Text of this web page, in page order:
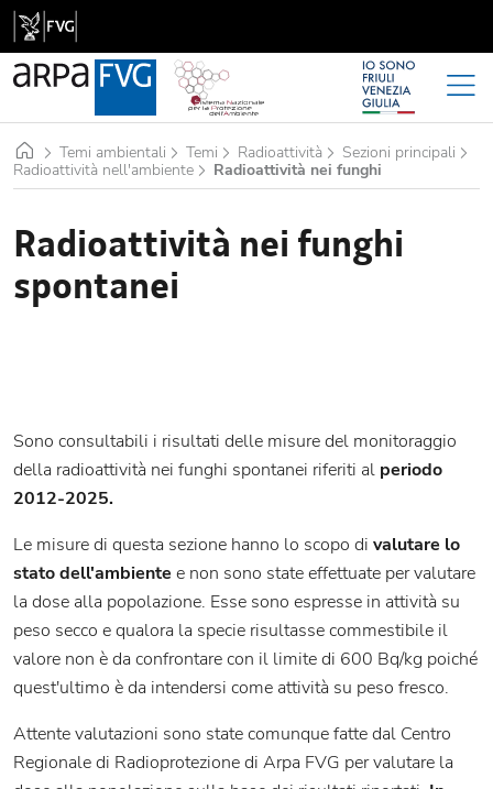
HomeTemi ambientali Temi Radioattività
Sezioni principali
Radioattività nell'ambiente
Radioattività nei funghi
Radioattività nei funghi
spontanei
Sono consultabili i risultati delle misure del monitoraggio
della radioattività nei funghi spontanei riferiti al periodo
2012-2025.
Le misure di questa sezione hanno lo scopo di valutare lo
stato dell'ambiente e non sono state effettuate per valutare
la dose alla popolazione. Esse sono espresse in attività su
peso secco e qualora la specie risultasse commestibile il
valore non è da confrontare con il limite di 600 Bq/kg poiché
quest'ultimo è da intendersi come attività su peso fresco.
Attente valutazioni sono state comunque fatte dal Centro
Regionale di Radioprotezione di Arpa FVG per valutare la